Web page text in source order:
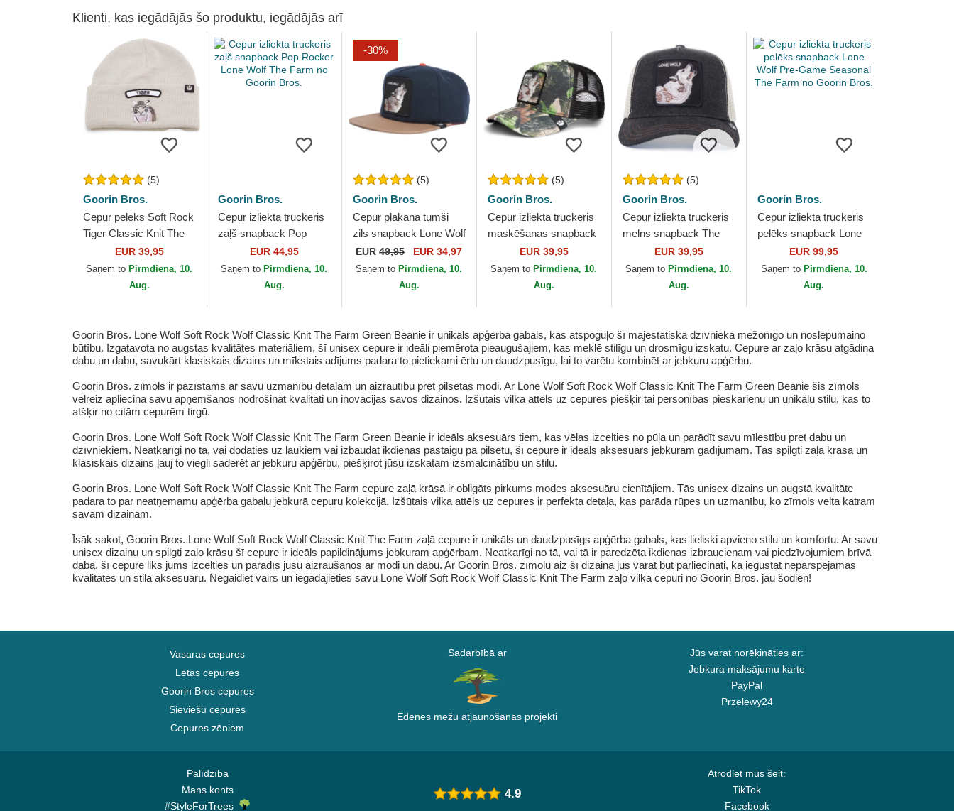
Klienti, kas iegādājās šo produktu, iegādājās arī
(5)
Goorin Bros.
Cepur pelēks Soft Rock
Tiger Classic Knit The
Farm no Goorin Bros.
EUR 39,95
Saņem to Pirmdiena, 10.
Aug.
Goorin Bros.
Cepur izliekta truckeris
zaļš snapback Pop
Rocker Lone Wolf The
Farm no Goorin Bros.
EUR 44,95
Saņem to Pirmdiena, 10.
Aug.
-30%
(5)
Goorin Bros.
Cepur plakana tumši
zils snapback Lone Wolf
One Pack The Farm
Flats The Farm no
Goorin Bros.
EUR49,95 EUR 34,97
Saņem to Pirmdiena, 10.
Aug.
(5)
Goorin Bros.
Cepur izliekta truckeris
maskēšanas snapback
Lone Wolf Camouflage
Seasonal Real Tree The
Farm no...
EUR 39,95
Saņem to Pirmdiena, 10.
Aug.
(5)
Goorin Bros.
Cepur izliekta truckeris
melns snapback The
Lone Wolf The Farm no
Goorin Bros.
EUR 39,95
Saņem to Pirmdiena, 10.
Aug.
Goorin Bros.
Cepur izliekta truckeris
pelēks snapback Lone
Wolf Pre-Game
Seasonal The Farm no
Goorin Bros.
EUR 99,95
Saņem to Pirmdiena, 10.
Aug.
Goorin Bros. Lone Wolf Soft Rock Wolf Classic Knit The Farm Green Beanie ir unikāls apģērba gabals, kas atspoguļo šī majestātiskā dzīvnieka mežonīgo un noslēpumaino
būtību. Izgatavota no augstas kvalitātes materiāliem, šī unisex cepure ir ideāli piemērota pieaugušajiem, kas meklē stilīgu un drosmīgu izskatu. Cepure ar zaļo krāsu atgādina
dabu un dabu, savukārt klasiskais dizains un mīkstais adījums padara to pietiekami ērtu un daudzpusīgu, lai to varētu kombinēt ar jebkuru apģērbu.
Goorin Bros. zīmols ir pazīstams ar savu uzmanību detaļām un aizrautību pret pilsētas modi. Ar Lone Wolf Soft Rock Wolf Classic Knit The Farm Green Beanie šis zīmols
vēlreiz apliecina savu apņemšanos nodrošināt kvalitāti un inovācijas savos dizainos. Izšūtais vilka attēls uz cepures piešķir tai personības pieskārienu un unikālu stilu, kas to
atšķir no citām cepurēm tirgū.
Goorin Bros. Lone Wolf Soft Rock Wolf Classic Knit The Farm Green Beanie ir ideāls aksesuārs tiem, kas vēlas izcelties no pūļa un parādīt savu mīlestību pret dabu un
dzīvniekiem. Neatkarīgi no tā, vai dodaties uz laukiem vai izbaudāt ikdienas pastaigu pa pilsētu, šī cepure ir ideāls aksesuārs jebkuram gadījumam. Tās spilgti zaļā krāsa un
klasiskais dizains ļauj to viegli saderēt ar jebkuru apģērbu, piešķirot jūsu izskatam izsmalcinātību un stilu.
Goorin Bros. Lone Wolf Soft Rock Wolf Classic Knit The Farm cepure zaļā krāsā ir obligāts pirkums modes aksesuāru cienītājiem. Tās unisex dizains un augstā kvalitāte
padara to par neatņemamu apģērba gabalu jebkurā cepuru kolekcijā. Izšūtais vilka attēls uz cepures ir perfekta detaļa, kas parāda rūpes un uzmanību, ko zīmols velta katram
savam dizainam.
Īsāk sakot, Goorin Bros. Lone Wolf Soft Rock Wolf Classic Knit The Farm zaļā cepure ir unikāls un daudzpusīgs apģērba gabals, kas lieliski apvieno stilu un komfortu. Ar savu
unisex dizainu un spilgti zaļo krāsu šī cepure ir ideāls papildinājums jebkuram apģērbam. Neatkarīgi no tā, vai tā ir paredzēta ikdienas izbraucienam vai piedzīvojumiem brīvā
dabā, šī cepure liks jums izcelties un parādīs jūsu aizraušanos ar modi un dabu. Ar Goorin Bros. zīmolu aiz šī dizaina jūs varat būt pārliecināti, ka iegūstat nepārspējamas
kvalitātes un stila aksesuāru. Negaidiet vairs un iegādājieties savu Lone Wolf Soft Rock Wolf Classic Knit The Farm zaļo vilka cepuri no Goorin Bros. jau šodien!
Vasaras cepures
Lētas cepures
Goorin Bros cepures
Sieviešu cepures
Cepures zēniem
Sadarbībā ar
Ēdenes mežu atjaunošanas projekti
Jūs varat norēķināties ar:
Jebkura maksājumu karte
PayPal
Przelewy24
Palīdzība
Mans konts
#StyleForTrees
Atrodiet mūs šeit:
TikTok
Facebook
4.9